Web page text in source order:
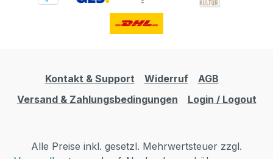
Kontakt & Support Widerruf
AGB
Versand & Zahlungsbedingungen
Login / Logout
Alle Preise inkl. gesetzl. Mehrwertsteuer zzgl.